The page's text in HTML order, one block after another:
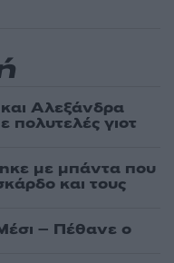
Αλεξάνδρα
πολυτελές γιοτ
με μπάντα που
και τους
– Πέθανε ο